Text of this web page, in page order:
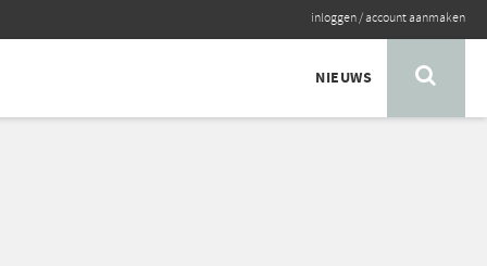
inloggen/account aanmaken
NIEUWS